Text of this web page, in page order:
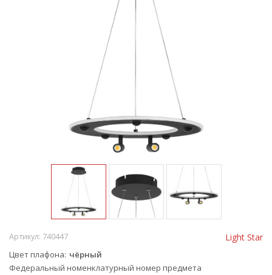
Light Star
Артикул: 740447
Цвет плафона чёрный
Федеральный номенклатурный номер предмета